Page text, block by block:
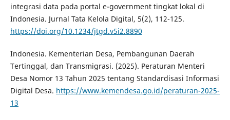
integrasi data pada portal e-government tingkat lokal di
Indonesia. Jurnal Tata Kelola Digital, 5(2), 112-125.
https://doi.org/10.1234/jtgd.v5i2.8890
Indonesia. Kementerian Desa, Pembangunan Daerah
Tertinggal, dan Transmigrasi. (2025). Peraturan Menteri
Desa Nomor 13 Tahun 2025 tentang Standardisasi Informasi
Digital Desa. https://www.kemendesa.go.id/peraturan-2025-
13